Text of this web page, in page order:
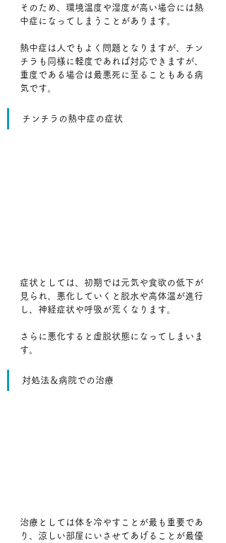
そのため、環境温度や湿度が高い場合には熱
中症になってしまうことがあります。
熱中症は人でもよく問題となりますが、チン
チラも同様に軽度であれば対応できますが、
重度である場合は最悪死に至ることもある病
気です。
チンチラの熱中症の症状
症状としては、初期では元気や食欲の低下が
見られ、悪化していくと脱水や高体温が進行
し、神経症状や呼吸が荒くなります。
さらに悪化すると虚脱状態になってしまいま
す。
対処法＆病院での治療
治療としては体を冷やすことが最も重要であ
り、涼しい部屋にいさせてあげることが最優